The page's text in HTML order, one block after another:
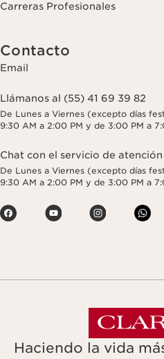
Carreras Profesionales
Contacto
Email
Llámanos al (55) 41 69 39 82
De Lunes a Viernes (excepto días
9:30 AM a 2:00 PM y de 3:00 PM a
Chat con el servicio de
De Lunes a Viernes (excepto días
9:30 AM a 2:00 PM y de 3:00 PM a
Haciendo la vida